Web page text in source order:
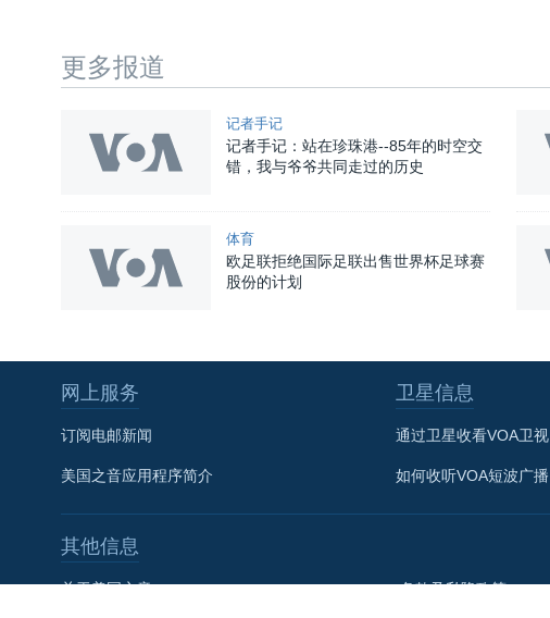
关注我们
其他语言网站
更多报道
记者手记
记者手记：站在珍珠港--85年的时空交
错，我与爷爷共同走过的历史
体育
欧足联拒绝国际足联出售世界杯足球赛
股份的计划
网上服务
订阅电邮新闻
美国之音应用程序简介
卫星信息
通过卫星收看VOA卫视
如何收听VOA短波广播
其他信息
关于美国之音 条款及私隐政策